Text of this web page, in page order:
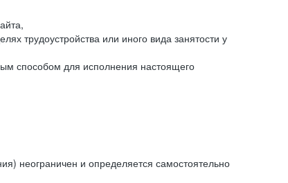
трудоустройства или иного вида занятости у
способом для исполнения настоящего
неограничен и определяется самостоятельно